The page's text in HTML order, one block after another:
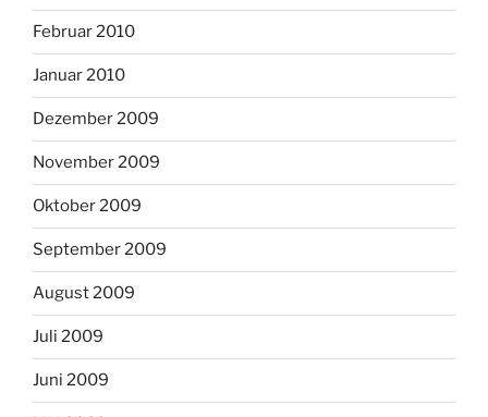
Februar 2010
Januar 2010
Dezember 2009
November 2009
Oktober 2009
September 2009
August 2009
Juli 2009
Juni 2009